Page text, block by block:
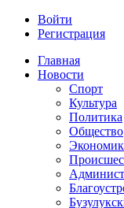
Войти
Регистрация
Главная
Новости
Спорт
Культура
Политика
Общество